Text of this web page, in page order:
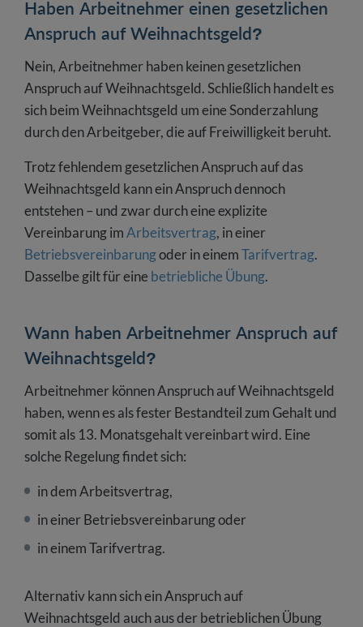
Haben Arbeitnehmer einen gesetzlichen
Anspruch auf Weihnachtsgeld?
Nein, Arbeitnehmer haben keinen gesetzlichen
Anspruch auf Weihnachtsgeld. Schließlich handelt es
sich beim Weihnachtsgeld um eine Sonderzahlung
durch den Arbeitgeber, die auf Freiwilligkeit beruht.
Trotz fehlendem gesetzlichen Anspruch auf das
Weihnachtsgeld kann ein Anspruch dennoch
entstehen – und zwar durch eine explizite
Vereinbarung imArbeitsvertrag, in einer
Betriebsvereinbarungoder in einemTarifvertrag.
Dasselbe gilt für eine betriebliche Übung.
Wann haben Arbeitnehmer Anspruch auf
Weihnachtsgeld?
Arbeitnehmer können Anspruch auf Weihnachtsgeld
haben, wenn es als fester Bestandteil zum Gehalt und
somit als 13. Monatsgehalt vereinbart wird. Eine
solche Regelung findet sich:
in dem Arbeitsvertrag,
in einer Betriebsvereinbarung oder
in einem Tarifvertrag.
Alternativ kann sich ein Anspruch auf
Weihnachtsgeld auch aus der betrieblichen Übung